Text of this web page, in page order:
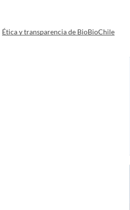
Ética y transparencia de BioBioChile